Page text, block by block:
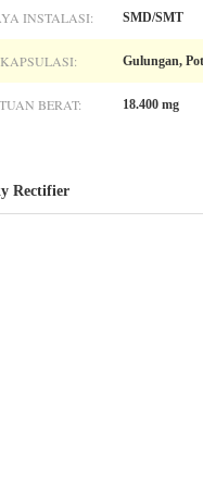
INSTALASI: SMD/SMT
Gulungan,
BERAT: 18.400 mg
Rectifier